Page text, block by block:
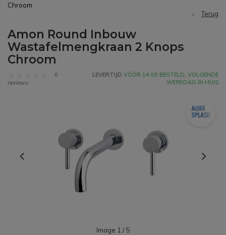
Chroom
Terug
Amon Round Inbouw
Wastafelmengkraan 2 Knops
Chroom
0
reviews
LEVERTIJD VÓÓR 14:00 BESTELD, VOLGENDE
WERKDAG IN HUIS
Image 1 / 5